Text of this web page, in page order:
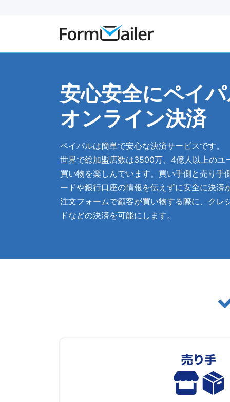
安心安全にペイ
オンライン決済
ペイパルは簡単で安心な決済サービスです。
世界で総加盟店数は3500万、4億人以上のユ
買い物を楽しんでいます。買い手側と売り手
ードや銀行口座の情報を伝えずに安全に決済
注文フォームで顧客が買い物する際に、クレ
ドなどの決済を可能にします。